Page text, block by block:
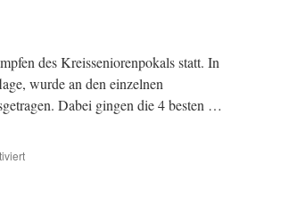
den
Disziplinen
Luftgewehr
und
des Kreisseniorenpokals statt. In
wurde an den einzelnen
Dabei gingen die 4 besten …
für